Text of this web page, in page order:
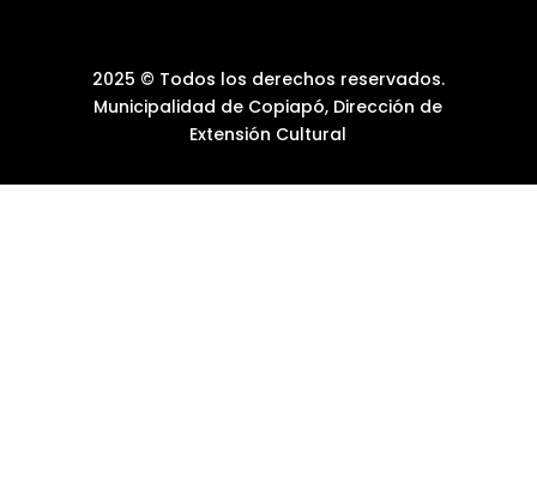
2025 © Todos los derechos reservados.
Municipalidad de Copiapó, Dirección de
Extensión Cultural